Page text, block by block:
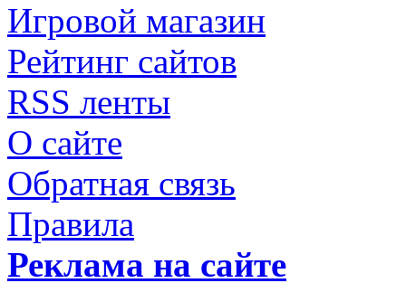
Игровой магазин
Рейтинг сайтов
RSS ленты
О сайте
Обратная связь
Правила
Реклама на сайте